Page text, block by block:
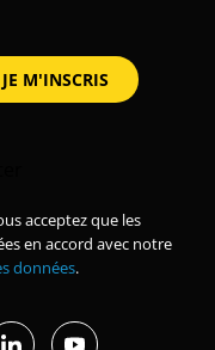
acceptez que les
en accord avec notre
données.